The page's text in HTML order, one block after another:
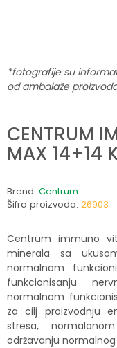
*fotografije su
od ambalaže
CENTRUM
MAX 14+14
Brend: Centrum
Šifra proizvoda: 26903
Centrum immuno
minerala sa
normalnom
funkcionisanju
normalnom
za cilj proizvodnju
stresa,
održavanju